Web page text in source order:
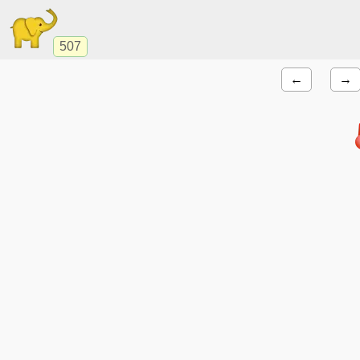
507
← →